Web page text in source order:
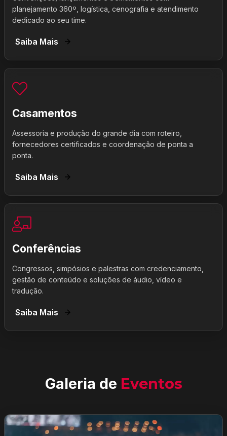
planejamento 360º, logística, cenografia e atendimento
dedicado ao seu time.
Saiba Mais
Casamentos
Assessoria e produção do grande dia com roteiro,
fornecedores certificados e coordenação de ponta a
ponta.
Saiba Mais
Conferências
Congressos, simpósios e palestras com credenciamento,
gestão de conteúdo e soluções de áudio, vídeo e
tradução.
Saiba Mais
Galeria de Eventos